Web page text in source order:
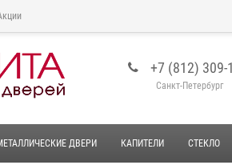
+7 (812) 309-
Санкт-Петербург
ДВЕРИ КАПИТЕЛИ СТЕКЛО